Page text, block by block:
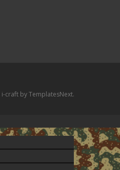
i-craft by TemplatesNext.